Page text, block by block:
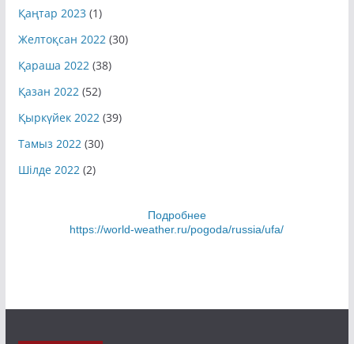
Қаңтар 2023 (1)
Желтоқсан 2022(30)
Қараша 2022(38)
Қазан 2022(52)
Қыркүйек 2022(39)
Тамыз 2022(30)
Шілде 2022(2)
Подробнее
https://world-weather.ru/pogoda/russia/ufa/